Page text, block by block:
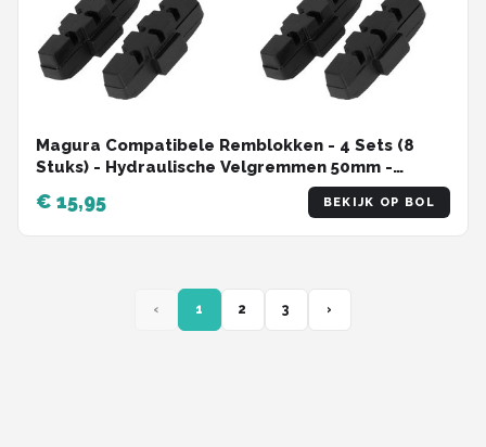
Magura Compatibele Remblokken - 4 Sets (8
Stuks) - Hydraulische Velgremmen 50mm -
Geschikt voor Magura HS33 & HS11 - Voor
Stadsfiets & Mountainbike - Zwart
€ 15,95 BEKIJK OP BOL
‹ 1 2 3 ›